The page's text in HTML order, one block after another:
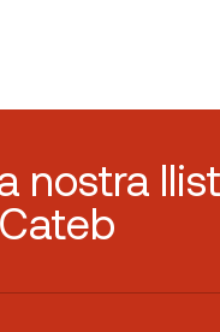
nostra